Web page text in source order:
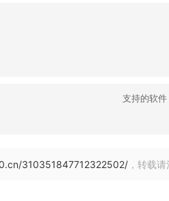
支持的软件
310351847712322502/ ，转载请